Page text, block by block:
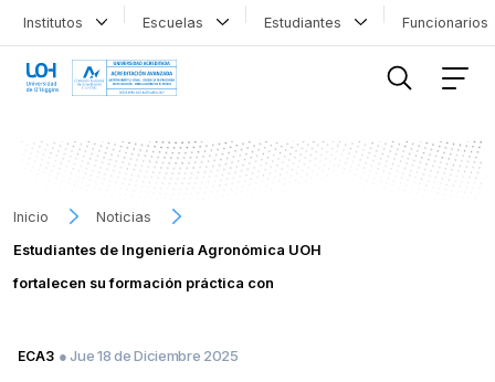
Institutos Escuelas Estudiantes
Inicio
Noticias
Estudiantes de Ingeniería Agronómica UOH
fortalecen su formación práctica con
ECA3 ● Jue 18 de Diciembre 2025